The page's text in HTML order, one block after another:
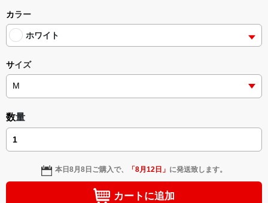
カラー
ホワイト
サイズ
数量
本日8月8日 ご購入で、 「8月12日 」 に発送致します。
カートに追加